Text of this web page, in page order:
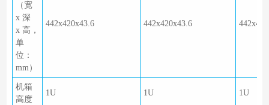
（宽
x 深
x 高，
单
位：
mm）
442x420x43.6 442x420x43.6
机箱
高度
1U 1U 1U